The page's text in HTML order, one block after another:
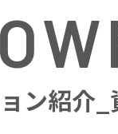
ン紹介